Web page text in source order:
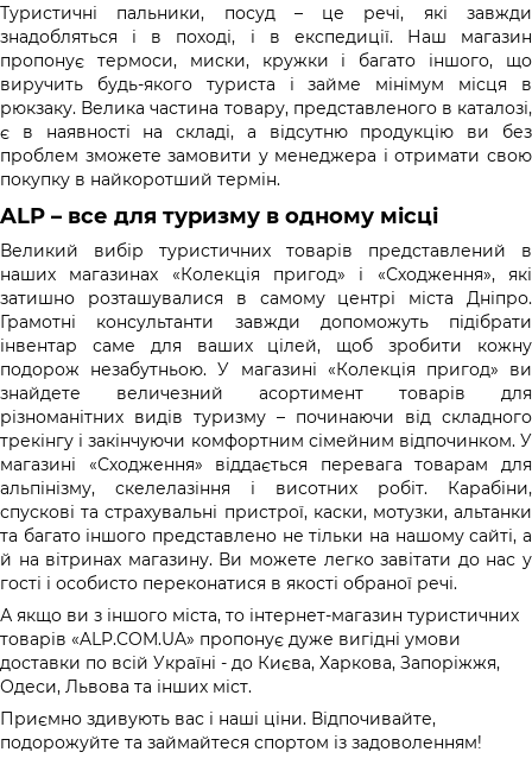
Туристичні пальники, посуд – це речі, які завжди
знадобляться і в поході, і в експедиції. Наш магазин
пропонує термоси, миски, кружки і багато іншого, що
виручить будь-якого туриста і займе мінімум місця в
рюкзаку. Велика частина товару, представленого в каталозі,
є в наявності на складі, а відсутню продукцію ви без
проблем зможете замовити у менеджера і отримати свою
покупку в найкоротший термін.
ALP – все для туризму в одному місці
Великий вибір туристичних товарів представлений в
наших магазинах «Колекція пригод» і «Сходження», які
затишно розташувалися в самому центрі міста Дніпро.
Грамотні консультанти завжди допоможуть підібрати
інвентар саме для ваших цілей, щоб зробити кожну
подорож незабутньою. У магазині «Колекція пригод» ви
знайдете величезний асортимент товарів для
різноманітних видів туризму – починаючи від складного
трекінгу і закінчуючи комфортним сімейним відпочинком. У
магазині «Сходження» віддається перевага товарам для
альпінізму, скелелазіння і висотних робіт. Карабіни,
спускові та страхувальні пристрої, каски, мотузки, альтанки
та багато іншого представлено не тільки на нашому сайті, а
й на вітринах магазину. Ви можете легко завітати до нас у
гості і особисто переконатися в якості обраної речі.
А якщо ви з іншого міста, то інтернет-магазин туристичних
товарів «ALP.COM.UA» пропонує дуже вигідні умови
доставки по всій Україні - до Києва, Харкова, Запоріжжя,
Одеси, Львова та інших міст.
Приємно здивують вас і наші ціни. Відпочивайте,
подорожуйте та займайтеся спортом із задоволенням!